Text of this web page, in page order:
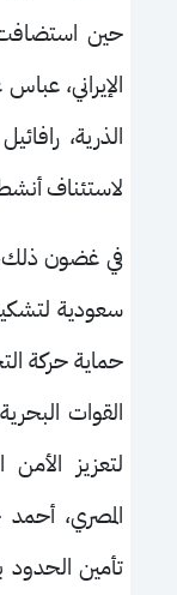
حين استضافت
الإيراني،
الذرية،
لاستئناف
في غضون
سعودية
حماية حركة
القوات
لتعزيز
المصري، أحمد
تأمين